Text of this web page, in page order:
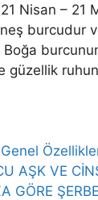
Nisan – 21
burcudur
güzellik
AŞK VE
GÖRE